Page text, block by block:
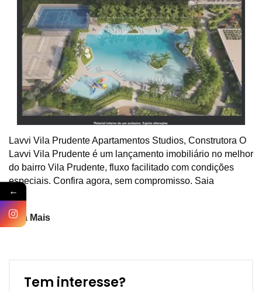
Lavvi Vila Prudente Apartamentos Studios, Construtora O
Lavvi Vila Prudente é um lançamento imobiliário no melhor
do bairro Vila Prudente, fluxo facilitado com condições
especiais. Confira agora, sem compromisso. Saia
Veja Mais
Tem interesse?
←